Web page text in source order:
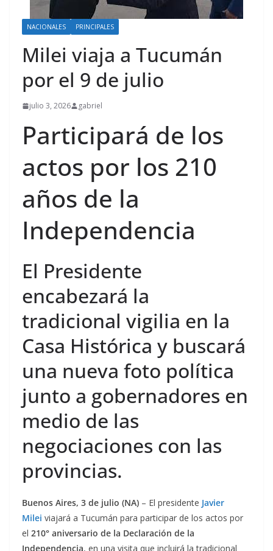
NACIONALES PRINCIPALES
Milei viaja a Tucumán
por el 9 de julio
julio 3, 2026 gabriel
Participará de los
actos por los 210
años de la
Independencia
El Presidente
encabezará la
tradicional vigilia en la
Casa Histórica y buscará
una nueva foto política
junto a gobernadores en
medio de las
negociaciones con las
provincias.
Buenos Aires, 3 de julio (NA) – El presidente Javier
Milei viajará a Tucumán para participar de los actos por
el 210° aniversario de la Declaración de la
Independencia, en una visita que incluirá la tradicional